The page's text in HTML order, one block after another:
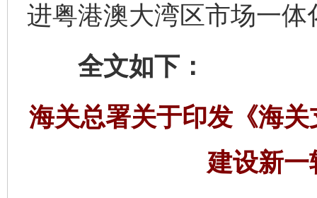
进粤港澳大湾区市场一
全文如下：
海关总署关于印发《海
建设新